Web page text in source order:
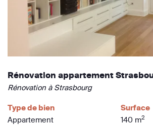
Rénovation appartement
Rénovation à Strasbourg
Type de bien
Appartement
Surface
140 m2